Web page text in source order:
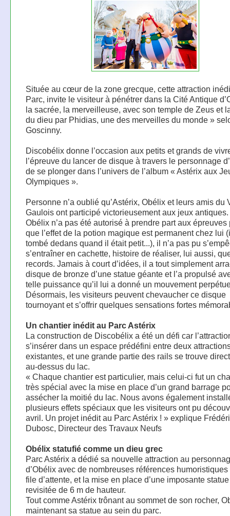
Située au cœur de la zone grecque, cette attraction
Parc, invite le visiteur à pénétrer dans la Cité Antique
la sacrée, la merveilleuse, avec son temple de Zeus et
du dieu par Phidias, une des merveilles du monde »
Goscinny.
Discobélix donne l’occasion aux petits et grands de
l’épreuve du lancer de disque à travers le personnage
de se plonger dans l’univers de l’album « Astérix aux
Olympiques ».
Personne n’a oublié qu’Astérix, Obélix et leurs amis du
Gaulois ont participé victorieusement aux jeux antiques.
Obélix n’a pas été autorisé à prendre part aux épreuves
que l’effet de la potion magique est permanent chez lui
tombé dedans quand il était petit...), il n’a pas pu
s’entraîner en cachette, histoire de réaliser, lui aussi,
records. Jamais à court d’idées, il a tout simplement
disque de bronze d’une statue géante et l’a propulsé
telle puissance qu’il lui a donné un mouvement
Désormais, les visiteurs peuvent chevaucher ce disque
tournoyant et s’offrir quelques sensations fortes
Un chantier inédit au Parc Astérix
La construction de Discobélix a été un défi car
s’insérer dans un espace prédéfini entre deux
existantes, et une grande partie des rails se trouve
au-dessus du lac.
« Chaque chantier est particulier, mais celui-ci fut un
très spécial avec la mise en place d’un grand barrage
assécher la moitié du lac. Nous avons également
plusieurs effets spéciaux que les visiteurs ont pu
avril. Un projet inédit au Parc Astérix ! » explique
Dubosc, Directeur des Travaux Neufs
Obélix statufié comme un dieu grec
Parc Astérix a dédié sa nouvelle attraction au
d’Obélix avec de nombreuses références
file d’attente, et la mise en place d’une imposante
revisitée de 6 m de hauteur.
Tout comme Astérix trônant au sommet de son rocher,
maintenant sa statue au sein du parc.